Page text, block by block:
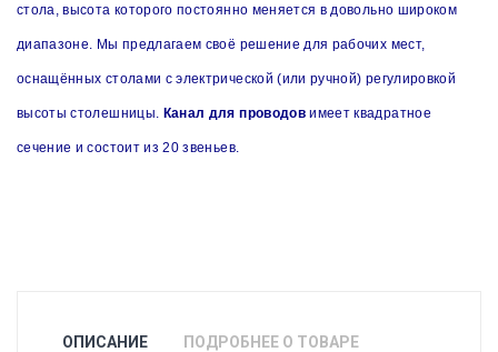
стола, высота которого постоянно меняется в довольно широком
диапазоне. Мы предлагаем своё решение для рабочих мест,
оснащённых столами с электрической (или ручной) регулировкой
высоты столешницы. Канал для проводовимеет квадратное
сечение и состоит из 20 звеньев.
ОПИСАНИЕ ПОДРОБНЕЕ О ТОВАРЕ